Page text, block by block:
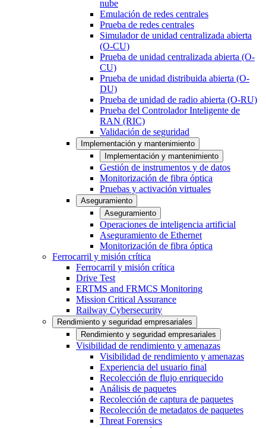
nube
Emulación de redes centrales
Prueba de redes centrales
Simulador de unidad centralizada abierta
(O-CU)
Prueba de unidad centralizada abierta (O-
CU)
Prueba de unidad distribuida abierta (O-
DU)
Prueba de unidad de radio abierta (O-RU)
Prueba del Controlador Inteligente de
RAN (RIC)
Validación de seguridad
Implementación y mantenimiento
Implementación y mantenimiento
Gestión de instrumentos y de datos
Monitorización de fibra óptica
Pruebas y activación virtuales
Aseguramiento
Aseguramiento
Operaciones de inteligencia artificial
Aseguramiento de Ethernet
Monitorización de fibra óptica
Ferrocarril y misión crítica
Ferrocarril y misión crítica
Drive Test
ERTMS and FRMCS Monitoring
Mission Critical Assurance
Railway Cybersecurity
Rendimiento y seguridad empresariales
Rendimiento y seguridad empresariales
Visibilidad de rendimiento y amenazas
Visibilidad de rendimiento y amenazas
Experiencia del usuario final
Recolección de flujo enriquecido
Análisis de paquetes
Recolección de captura de paquetes
Recolección de metadatos de paquetes
Threat Forensics